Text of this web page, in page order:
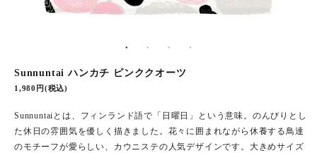
Sunnuntai ハンカチ ピンククオーツ
1,980円(税込)
Sunnuntaiとは、フィンランド語で「日曜日」という意味。のんびりとし
た休日の雰囲気を優しく描きました。花々に囲まれながら休養する鳥達
のモチーフが愛らしい、カウニステの人気デザインです。大きめサイズ